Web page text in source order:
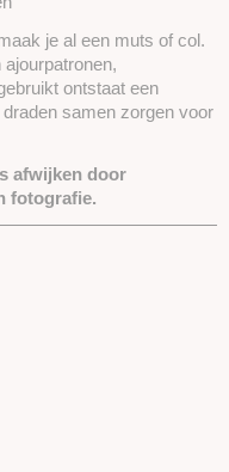
je al een muts of col.
ontstaat een
samen zorgen voor
afwijken door
fotografie.